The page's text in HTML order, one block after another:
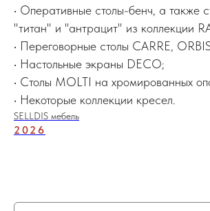
• Оперативные столы-бенч, а также
"титан" и "антрацит" из коллекции
• Переговорные столы CARRE,
• Настольные экраны DECO;
• Столы MOLTI на хромированных
• Некоторые коллекции кресел.
SELLDIS мебель
2026